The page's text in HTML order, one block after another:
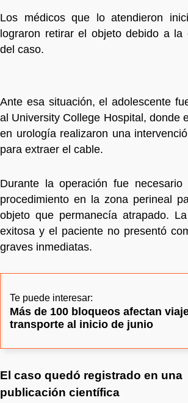
Los médicos que lo atendieron
lograron retirar el objeto debido a la
del caso.
Ante esa situación, el adolescente
al University College Hospital, donde
en urología realizaron una
para extraer el cable.
Durante la operación fue necesario
procedimiento en la zona perineal
objeto que permanecía atrapado.
exitosa y el paciente no presentó
graves inmediatas.
Te puede interesar:
Más de 100 bloqueos afectan
transporte al inicio de junio
El caso quedó registrado en una
publicación científica